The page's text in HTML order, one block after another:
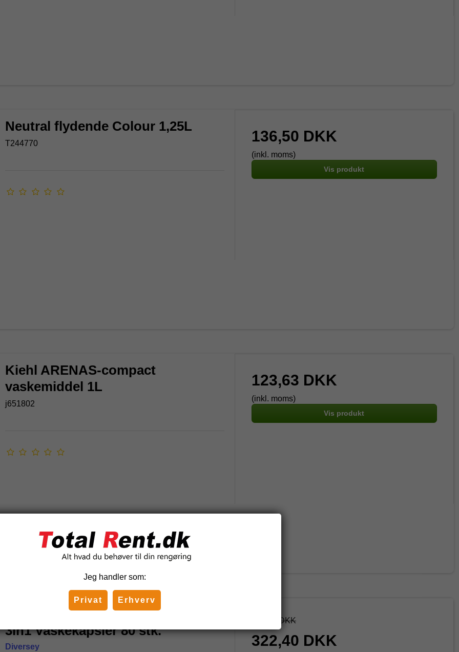
Neutral flydende Colour 1,25L
T244770 136,50 DKK
(inkl. moms)
Vis produkt
Kiehl ARENAS-compact
vaskemiddel 1L
j651802
123,63 DKK
(inkl. moms)
Vis produkt
Omo Pro Formula Active Clean
3in1 Vaskekapsler 80 stk.
Diversey
403,00 DKK
322,40 DKK
Jeg handler som:
Privat Erhverv